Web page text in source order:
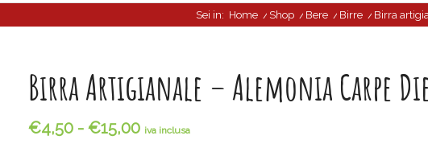
Sei in: Home / Shop / Bere / Birre / Birra
Birra Artigianale – Alemonia Carpe
€4,50 - €15,00Fascia
iva inclusa